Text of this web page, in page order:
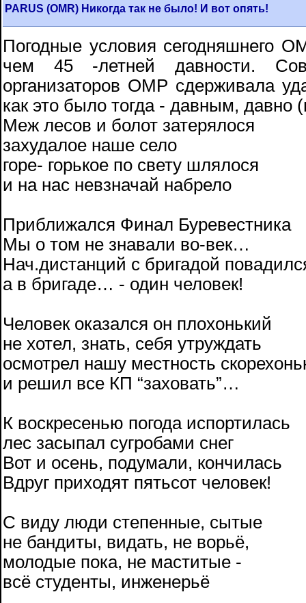
PARUS (OMR) Никогда так не было! И вот опять!
Погодные условия сегодняшнего
чем 45 -летней давности.
организаторов ОМР сдерживала
как это было тогда - давным, давно
Меж лесов и болот затерялося
захудалое наше село
горе- горькое по свету шлялося
и на нас невзначай набрело
Приближался Финал Буревестника
Мы о том не знавали во-век…
Нач.дистанций с бригадой
а в бригаде… - один человек!
Человек оказался он плохонький
не хотел, знать, себя утруждать
осмотрел нашу местность
и решил все КП “заховать”…
К воскресенью погода испортилась
лес засыпал сугробами снег
Вот и осень, подумали, кончилась
Вдруг приходят пятьсот человек!
С виду люди степенные, сытые
не бандиты, видать, не ворьё,
молодые пока, не маститые -
всё студенты, инженерьё